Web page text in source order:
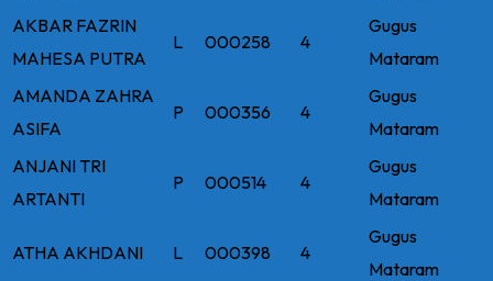
AKBAR FAZRIN
MAHESA PUTRA
L 000258 4
Gugus
Mataram
AMANDA ZAHRA
ASIFA
P 000356 4
Gugus
Mataram
ANJANI TRI
ARTANTI
P 000514 4
Gugus
Mataram
ATHA AKHDANI L 000398 4
Gugus
Mataram